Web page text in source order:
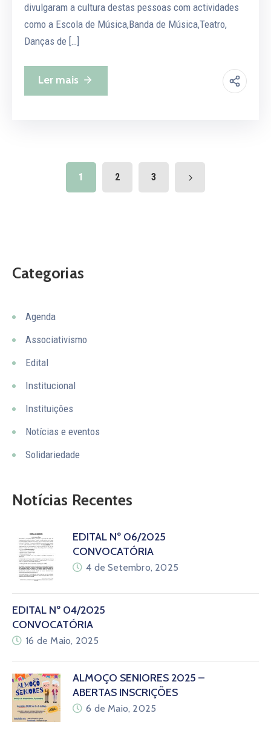
divulgaram a cultura destas pessoas com actividades
como a Escola de Música,Banda de Música,Teatro,
Danças de […]
Ler mais
1 2 3
Categorias
Agenda
Associativismo
Edital
Institucional
Instituições
Notícias e eventos
Solidariedade
Notícias Recentes
EDITAL Nº 06/2025
CONVOCATÓRIA
4 de Setembro, 2025
EDITAL Nº 04/2025
CONVOCATÓRIA
16 de Maio, 2025
ALMOÇO SENIORES 2025 –
ABERTAS INSCRIÇÕES
6 de Maio, 2025